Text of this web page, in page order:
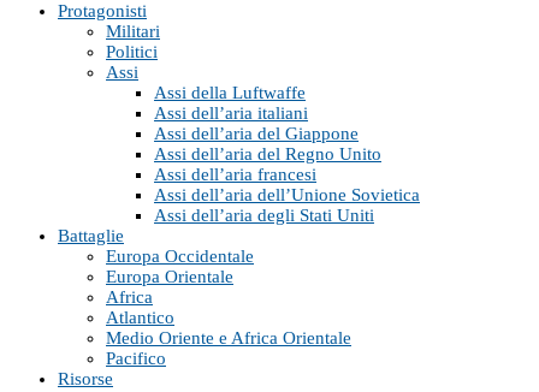
Protagonisti
Militari
Politici
Assi
Assi della Luftwaffe
Assi dell’aria italiani
Assi dell’aria del Giappone
Assi dell’aria del Regno Unito
Assi dell’aria francesi
Assi dell’aria dell’Unione Sovietica
Assi dell’aria degli Stati Uniti
Battaglie
Europa Occidentale
Europa Orientale
Africa
Atlantico
Medio Oriente e Africa Orientale
Pacifico
Risorse